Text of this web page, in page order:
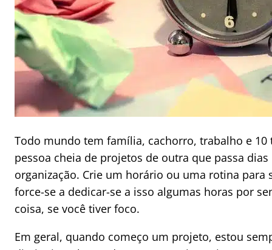
Todo mundo tem família, cachorro, trabalho e
pessoa cheia de projetos de outra que passa
organização. Crie um horário ou uma rotina
force-se a dedicar-se a isso algumas horas por
coisa, se você tiver foco.
Em geral, quando começo um projeto, estou